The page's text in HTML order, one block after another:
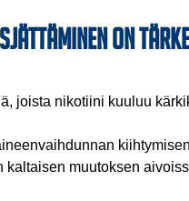
on
joista nikotiini kuuluu
muutoksen